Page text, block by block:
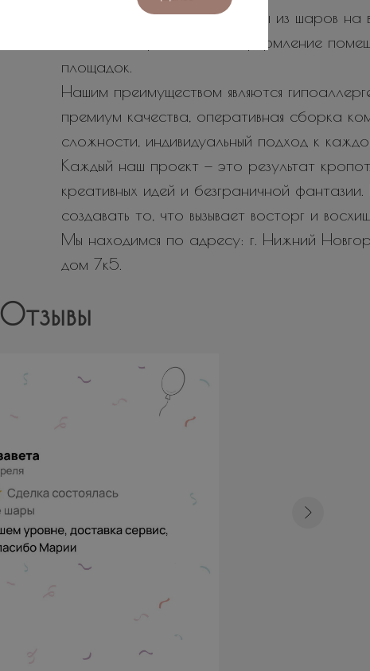
✨Роскошные арки и фотозоны из шаров на
✨А также праздничное оформление
площадок.
Нашим преимуществом являются
премиум качества, оперативная сборка
сложности, индивидуальный подход к
Каждый наш проект — это результат
креативных идей и безграничной
создавать то, что вызывает восторг и
Мы находимся по адресу: г. Нижний
дом 7к5.
Отзывы